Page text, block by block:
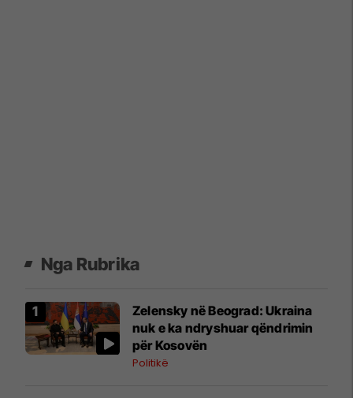
Nga Rubrika
Zelensky në Beograd: Ukraina
nuk e ka ndryshuar qëndrimin
për Kosovën
Politikë